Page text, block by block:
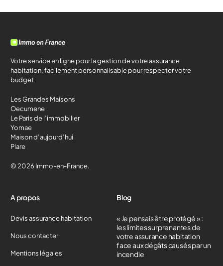
Votre service en ligne pour la gestion de votre assurance
habitation, facilement personnalisable pour respecter votre
budget
Les Grandes Maisons
Oecumene
Le Paris de l’immobilier
Yomae
Maison d’aujourd’hui
Plare
© 2026 Immo-en-France.
A propos
Devis assurance habitation
Nous contacter
Mentions légales
Blog
« Je pensais être protégé » :
les limites surprenantes de
votre assurance habitation
face aux dégâts causés par un
incendie